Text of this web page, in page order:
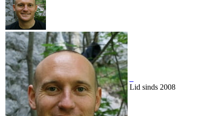
Lid sinds 2008